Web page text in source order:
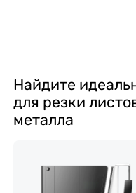
Найдите
для резки
металла